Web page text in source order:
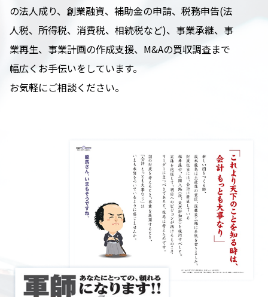
の法人成り、創業融資、補助金の申請、税務申告(法
人税、所得税、消費税、相続税など)、事業承継、事
業再生、事業計画の作成支援、M&Aの買収調査まで
幅広くお手伝いをしています。
お気軽にご相談ください。